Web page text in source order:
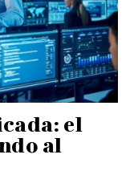
el
al